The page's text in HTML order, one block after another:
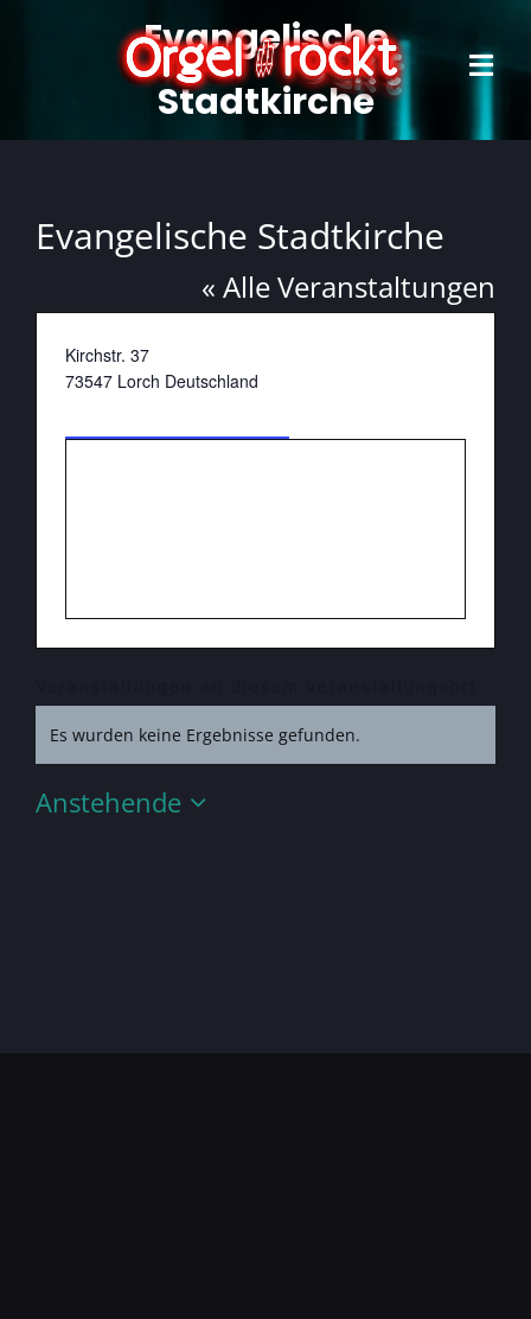
Home
Evangelische
Stadtkirche
Evangelische Stadtkirche
« Alle Veranstaltungen
Adresse
Kirchstr. 37
73547 Lorch Deutschland
Hinweis
Es wurden keine Ergebnisse gefunden.
Anstehende